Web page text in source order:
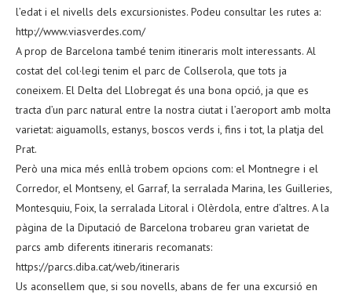
l’edat i el nivells dels excursionistes. Podeu consultar les rutes a:
http://www.viasverdes.com/
A prop de Barcelona també tenim itineraris molt interessants. Al
costat del col·legi tenim el parc de Collserola, que tots ja
coneixem. El Delta del Llobregat és una bona opció, ja que es
tracta d’un parc natural entre la nostra ciutat i l’aeroport amb molta
varietat: aiguamolls, estanys, boscos verds i, fins i tot, la platja del
Prat.
Però una mica més enllà trobem opcions com: el Montnegre i el
Corredor, el Montseny, el Garraf, la serralada Marina, les Guilleries,
Montesquiu, Foix, la serralada Litoral i Olèrdola, entre d’altres. A la
pàgina de la Diputació de Barcelona trobareu gran varietat de
parcs amb diferents itineraris recomanats:
https://parcs.diba.cat/web/itineraris
Us aconsellem que, si sou novells, abans de fer una excursió en